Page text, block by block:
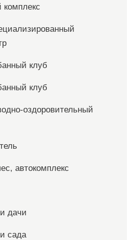
комплекс
клуб
клуб
оздоровительный
автокомплекс
дачи
сада